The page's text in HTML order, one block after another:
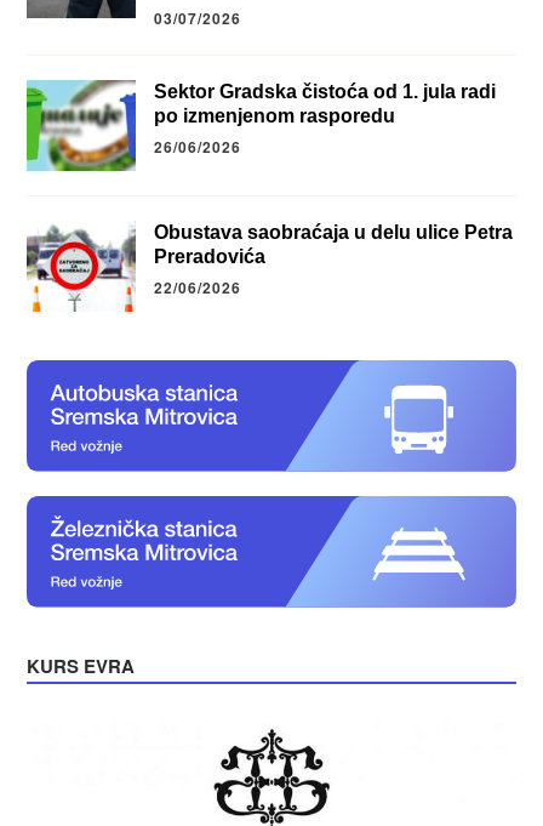
03/07/2026
Sektor Gradska čistoća od 1. jula radi
po izmenjenom rasporedu
26/06/2026
Obustava saobraćaja u delu ulice Petra
Preradovića
22/06/2026
KURS EVRA